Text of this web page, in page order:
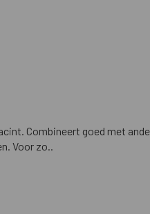
Combineert goed met
Voor zo..